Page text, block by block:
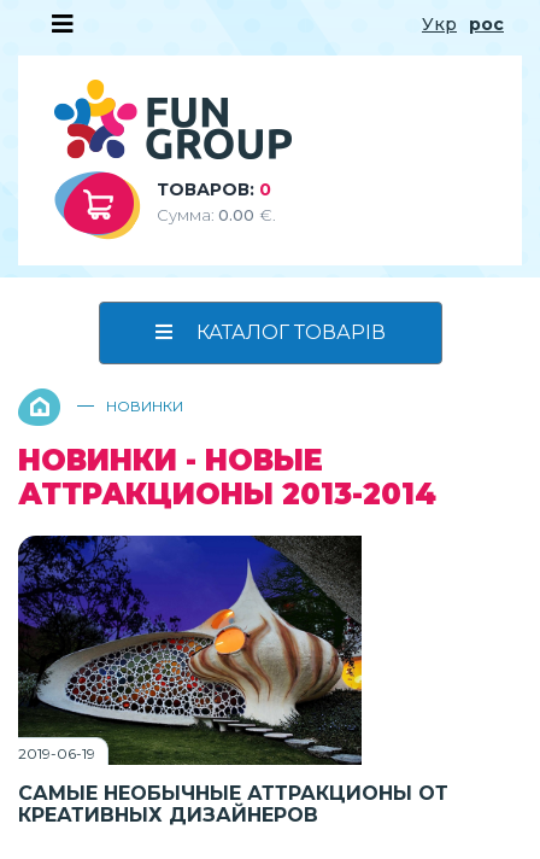
Укр рос
ТОВАРОВ: 0
Сумма: 0.00 €.
КАТАЛОГ ТОВАРІВ
— НОВИНКИ
НОВИНКИ - НОВЫЕ
АТТРАКЦИОНЫ 2013-2014
2019-06-19
САМЫЕ НЕОБЫЧНЫЕ АТТРАКЦИОНЫ ОТ
КРЕАТИВНЫХ ДИЗАЙНЕРОВ